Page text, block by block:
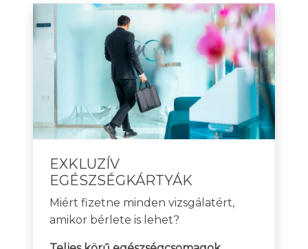
EXKLUZÍV
EGÉSZSÉGKÁRTYÁK
Miért fizetne minden vizsgálatért,
amikor bérlete is lehet?